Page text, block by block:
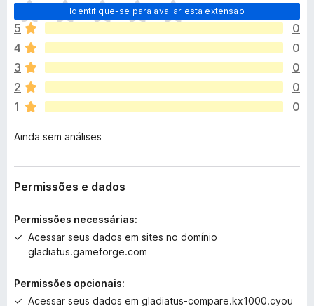
Identifique-se para avaliar esta extensão
A
i
n
d
a
n
ã
o
x
s
t
m
v
i
a
5
0
4
0
3
0
2
0
1
0
Ainda sem análises
Permissões e dados
Permissões necessárias:
Acessar seus dados em sites no domínio
gladiatus.gameforge.com
Permissões opcionais:
Acessar seus dados em gladiatus-compare.kx1000.cyou